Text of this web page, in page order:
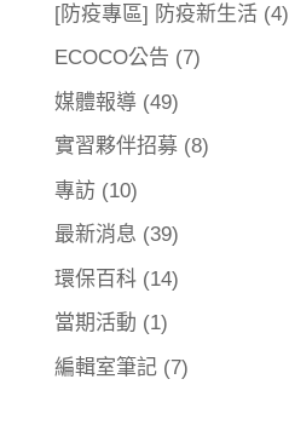
[防疫專區] 防疫新生活(4)
ECOCO公告 (7)
媒體報導 (49)
實習夥伴招募(8)
專訪(10)
最新消息 (39)
環保百科(14)
當期活動 (1)
編輯室筆記(7)